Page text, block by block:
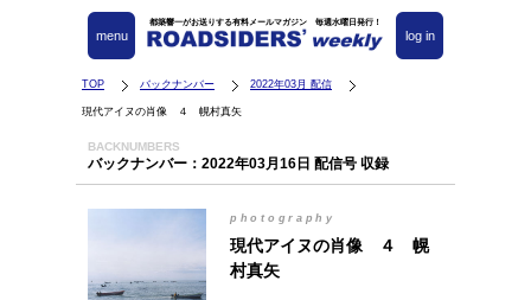
都築響一がお送りする有料メールマガジン 毎週水曜日発行！
log in
menu
TOP バックナンバー 2022年03月 配信
現代アイヌの肖像 ４ 幌村真矢
BACKNUMBERS
バックナンバー：2022年03月16日 配信号 収録
photography
現代アイヌの肖像 ４ 幌
村真矢